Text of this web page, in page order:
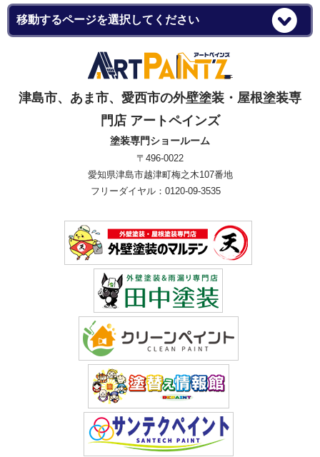
津島市、あま市、愛西市の外壁塗装・屋根塗装専
門店 アートペインズ
塗装専門ショールーム
〒496-0022
愛知県津島市越津町梅之木107番地
フリーダイヤル：0120-09-3535